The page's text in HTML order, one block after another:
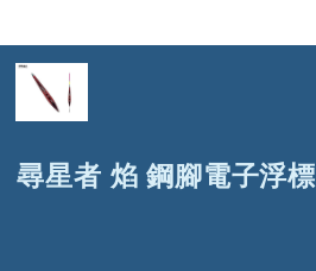
尋星者 焰 鋼腳電子浮標